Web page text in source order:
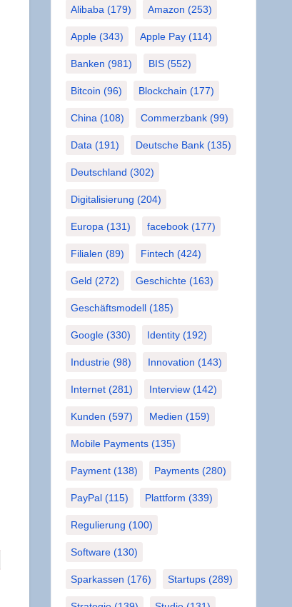
Alibaba (179) Amazon (253)
Apple(343) Apple Pay(114)
Banken (981) BIS(552)
Bitcoin (96) Blockchain (177)
China (108) Commerzbank(99)
Data (191) Deutsche Bank(135)
Deutschland (302)
Digitalisierung (204)
Europa (131) facebook(177)
Filialen (89) Fintech (424)
Geld (272) Geschichte(163)
Geschäftsmodell(185)
Google(330) Identity(192)
Industrie(98) Innovation (143)
Internet(281) Interview(142)
Kunden (597) Medien (159)
Mobile Payments(135)
Payment(138) Payments(280)
PayPal(115) Plattform (339)
Regulierung (100)
Software(130)
Sparkassen (176) Startups(289)